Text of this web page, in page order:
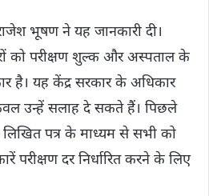
भूषण ने यह जानकारी दी।
को परीक्षण शुल्क और अस्पताल के
है। यह केंद्र सरकार के अधिकार
उन्हें सलाह दे सकते हैं। पिछले
पत्र के माध्यम से सभी को
परीक्षण दर निर्धारित करने के लिए